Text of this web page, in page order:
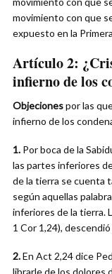
movimiento con que
expuesto en la
Artículo 2:
infierno de los
Objecionespor las
infierno de los
1. Por boca de la
las partes inferiores
de la tierra se cuenta
según aquellas
inferiores de la tierra.
1 Cor 1,24),
2.En Act 2,24 dice
librarle de los dolores